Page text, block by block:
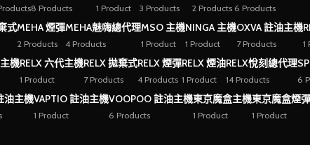
8 Products 1 Product 3 Products 2 Products 6 Products
式MEHA 煙彈
2 Products
MEHA魅嗨總代理
4 Products
MSO 主機
1 Product
NINGA 主機
1 Product
OXVA 註油主機
7 Products 1
機RELX 六代主機
1 Product
RELX 拋棄式
7 Products
RELX 煙彈
4 Products
RELX 煙油
1 Product
RELX悅刻總代理
14 Products 6
油主機VAPTIO 註油主機
1 Product
VOOPOO 註油主機
6 Products
東京魔盒主機
1 Product
東京魔盒煙彈
1 Product